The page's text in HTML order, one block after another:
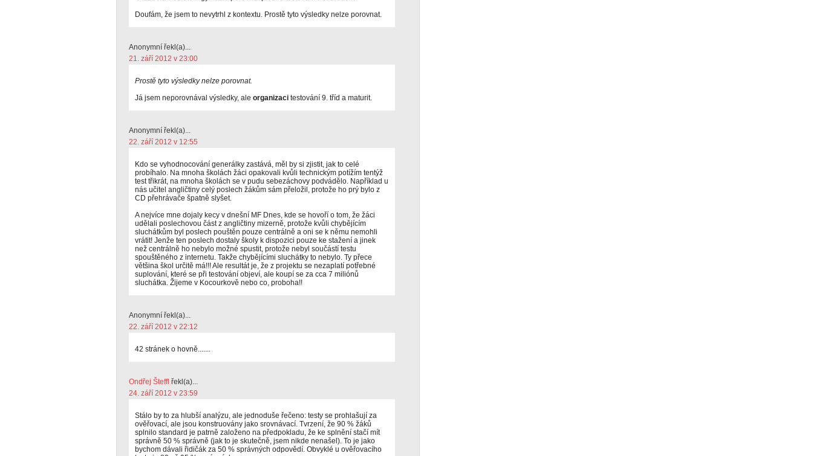
Doufám, že jsem to nevytrhl z kontextu. Prostě tyto výsledky nelze porovnat.
Anonymní řekl(a)...
21. září 2012 v 23:00
Prostě tyto výsledky nelze porovnat.
Já jsem neporovnával výsledky, ale organizaci testování 9. tříd a maturit.
Anonymní řekl(a)...
22. září 2012 v 12:55
Kdo se vyhodnocování generálky zastává, měl by si zjistit, jak to celé
probíhalo. Na mnoha školách žáci opakovali kvůli technickým potížím tentýž
test třikrát, na mnoha školách se v pudu sebezáchovy podvádělo. Například u
nás učitel angličtiny celý poslech žákům sám přeložil, protože ho prý bylo z
CD přehrávače špatně slyšet.
A nejvíce mne dojaly kecy v dnešní MF Dnes, kde se hovoří o tom, že žáci
udělali poslechovou část z angličtiny mizerně, protože kvůli chybějícím
sluchátkům byl poslech pouštěn pouze centrálně a oni se k němu nemohli
vrátit! Jenže ten poslech dostaly školy k dispozici pouze ke stažení a jinek
než centrálně ho nebylo možné spustit, protože nebyl součástí testu
spouštěného z internetu. Takže chybějícími sluchátky to nebylo. Ty přece
většina škol určitě má!!! Ale resultát je, že z projektu se nezaplatí potřebné
suplování, které se při testování objeví, ale koupí se za cca 7 miliónů
sluchátka. Žijeme v Kocourkově nebo co, proboha!!
Anonymní řekl(a)...
22. září 2012 v 22:12
42 stránek o hovně.......
Ondřej Šteffl řekl(a)...
24. září 2012 v 23:59
Stálo by to za hlubší analýzu, ale jednoduše řečeno: testy se prohlašují za
ověřovací, ale jsou konstruovány jako srovnávací. Tvrzení, že 90 % žáků
splnilo standard je patrně založeno na předpokladu, že ke splnění stačí mít
správně 50 % správně (jak to je skutečně, jsem nikde nenašel). To je jako
bychom dávali řidičák za 50 % správných odpovědí. Obvyklé u ověřovacího